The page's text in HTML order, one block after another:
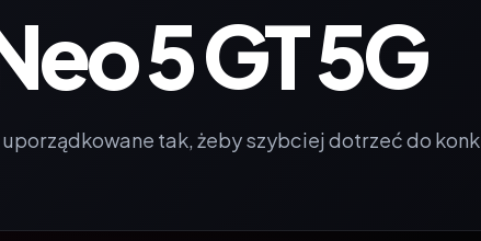
5 GT 5G
tak, żeby szybciej dotrzeć do